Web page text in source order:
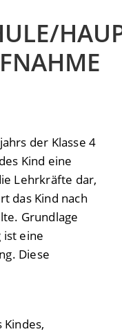
der Klasse 4
Kind eine
Lehrkräfte dar,
das Kind nach
Grundlage
eine
Diese